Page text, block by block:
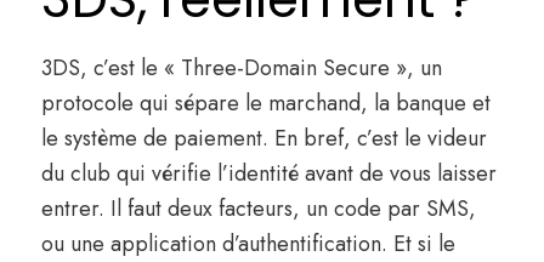
3DS, c’est le « Three-Domain Secure », un
protocole qui sépare le marchand, la banque et
le système de paiement. En bref, c’est le videur
du club qui vérifie l’identité avant de vous laisser
entrer. Il faut deux facteurs, un code par SMS,
ou une application d’authentification. Et si le